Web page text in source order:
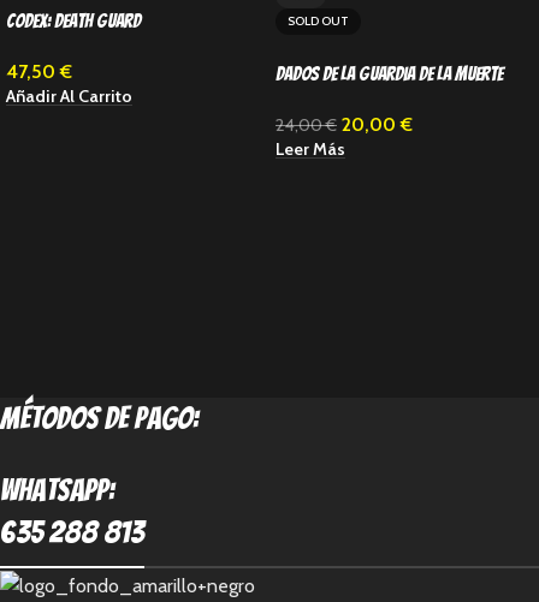
Codex: Death Guard
47,50€
Añadir Al Carrito
SOLD OUT
Dados de la Guardia de la Muerte
24,00€ 20,00€
Leer Más
métodos de pago:
Whatsapp:
635 288 813